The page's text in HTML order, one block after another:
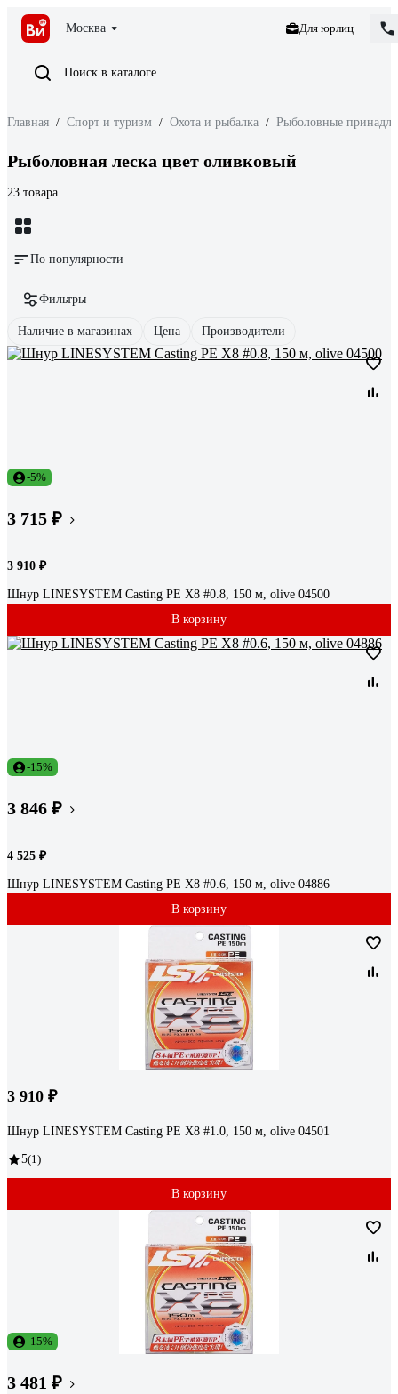
Москва Для юрлиц
Поиск в каталоге
Главная / Спорт и туризм / Охота и рыбалка / Рыболовные
Рыболовная леска цвет оливковый
23 товара
По популярности
Фильтры
Наличие в магазинах Цена Производители
-5%
3 715 ₽
3 910 ₽
Шнур LINESYSTEM Casting PE X8 #0.8, 150 м, olive 04500
В корзину
-15%
3 846 ₽
4 525 ₽
Шнур LINESYSTEM Casting PE X8 #0.6, 150 м, olive 04886
В корзину
3 910 ₽
Шнур LINESYSTEM Casting PE X8 #1.0, 150 м, olive 04501
5(1)
В корзину
-15%
3 481 ₽